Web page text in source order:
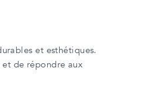
et esthétiques.
de répondre aux